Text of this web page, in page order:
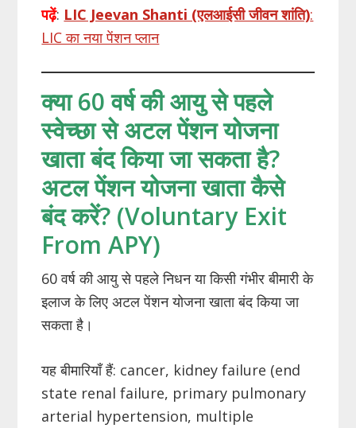
पढ़ें: LIC Jeevan Shanti (एलआईसी जीवन शांति):
LIC का नया पेंशन प्लान
क्या 60 वर्ष की आयु से पहले
स्वेच्छा से अटल पेंशन योजना
खाता बंद किया जा सकता है?
अटल पेंशन योजना खाता कैसे
बंद करें? (Voluntary Exit
From APY)
60 वर्ष की आयु से पहले निधन या किसी गंभीर बीमारी के
इलाज के लिए अटल पेंशन योजना खाता बंद किया जा
सकता है।
यह बीमारियाँ हैं: cancer, kidney failure (end
state renal failure, primary pulmonary
arterial hypertension, multiple